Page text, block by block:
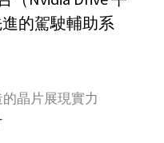
的駕駛輔助系
晶片展現實力